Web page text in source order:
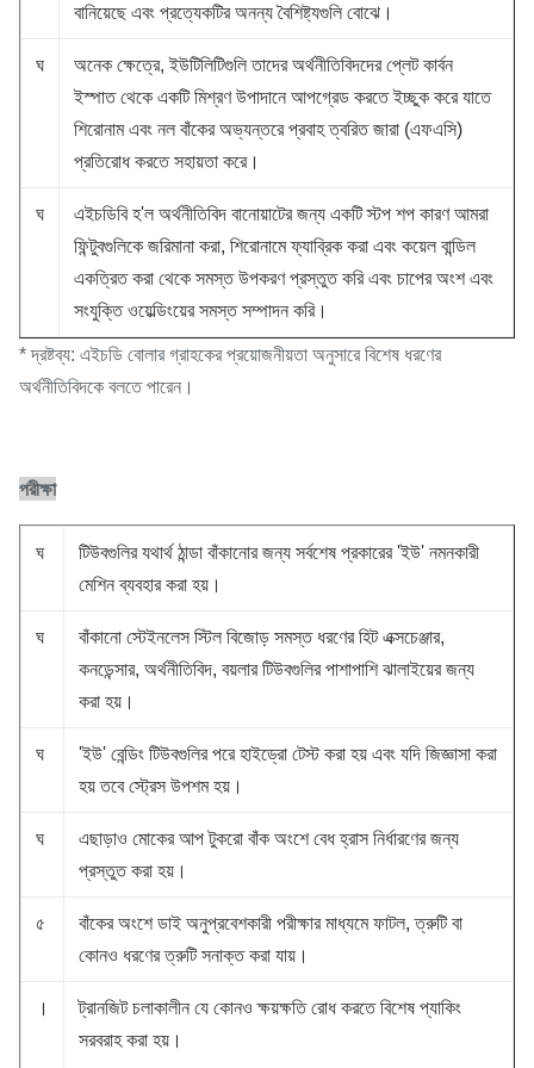
বানিয়েছে এবং প্রত্যেকটির অনন্য বৈশিষ্ট্যগুলি বোঝে।
ঘ
অনেক ক্ষেত্রে, ইউটিলিটিগুলি তাদের অর্থনীতিবিদদের প্লেট কার্বন
ইস্পাত থেকে একটি মিশ্রণ উপাদানে আপগ্রেড করতে ইচ্ছুক করে যাতে
শিরোনাম এবং নল বাঁকের অভ্যন্তরে প্রবাহ ত্বরিত জারা (এফএসি)
প্রতিরোধ করতে সহায়তা করে।
ঘ
এইচডিবি হ'ল অর্থনীতিবিদ বানোয়াটের জন্য একটি স্টপ শপ কারণ আমরা
ফিন্টুবগুলিকে জরিমানা করা, শিরোনামে ফ্যাব্রিক করা এবং কয়েল বান্ডিল
একত্রিত করা থেকে সমস্ত উপকরণ প্রস্তুত করি এবং চাপের অংশ এবং
সংযুক্তি ওয়েল্ডিংয়ের সমস্ত সম্পাদন করি।
* দ্রষ্টব্য: এইচডি বোলার গ্রাহকের প্রয়োজনীয়তা অনুসারে বিশেষ ধরণের
অর্থনীতিবিদকে বলতে পারেন।
পরীক্ষা
ঘ
টিউবগুলির যথার্থ ঠান্ডা বাঁকানোর জন্য সর্বশেষ প্রকারের 'ইউ' নমনকারী
মেশিন ব্যবহার করা হয়।
ঘ
বাঁকানো স্টেইনলেস স্টিল বিজোড় সমস্ত ধরণের হিট এক্সচেঞ্জার,
কনডেন্সার, অর্থনীতিবিদ, বয়লার টিউবগুলির পাশাপাশি ঝালাইয়ের জন্য
করা হয়।
ঘ
'ইউ' বেন্ডিং টিউবগুলির পরে হাইড্রো টেস্ট করা হয় এবং যদি জিজ্ঞাসা করা
হয় তবে স্ট্রেস উপশম হয়।
ঘ
এছাড়াও মোকের আপ টুকরো বাঁক অংশে বেধ হ্রাস নির্ধারণের জন্য
প্রস্তুত করা হয়।
৫
বাঁকের অংশে ডাই অনুপ্রবেশকারী পরীক্ষার মাধ্যমে ফাটল, ত্রুটি বা
কোনও ধরণের ত্রুটি সনাক্ত করা যায়।
।
ট্রানজিট চলাকালীন যে কোনও ক্ষয়ক্ষতি রোধ করতে বিশেষ প্যাকিং
সরবরাহ করা হয়।